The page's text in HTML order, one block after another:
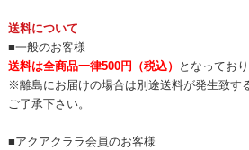
送料について
■一般のお客様
送料は全商品一律500円（税込）
となっており
※離島にお届けの場合は別途送料が発生致す
ご了承下さい。
■アクアクララ会員のお客様